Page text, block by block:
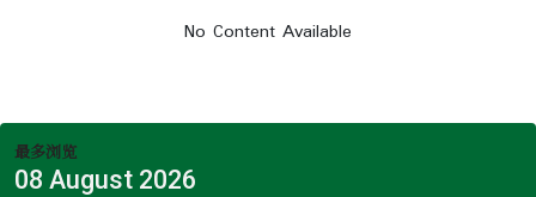
No Content Available
最多浏览
08 August 2026